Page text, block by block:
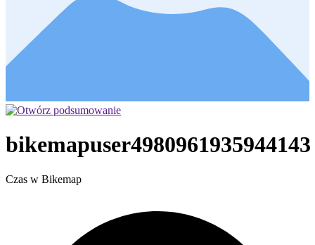
bikemapuser4980961935944143
Czas w Bikemap